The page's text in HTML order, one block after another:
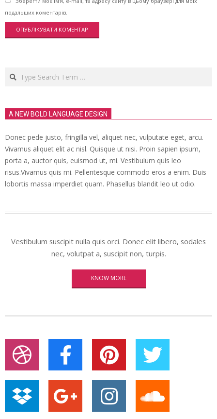
подальших коментарів.
Search
A NEW BOLD LANGUAGE DESIGN
Donec pede justo, fringilla vel, aliquet nec, vulputate eget, arcu.
Vivamus aliquet elit ac nisl. Quisque ut nisi. Proin sapien ipsum,
porta a, auctor quis, euismod ut, mi. Vestibulum quis leo
risus.Vivamus quis mi. Pellentesque commodo eros a enim. Duis
lobortis massa imperdiet quam. Phasellus blandit leo ut odio.
Vestibulum suscipit nulla quis orci. Donec elit libero, sodales
nec, volutpat a, suscipit non, turpis.
KNOW MORE